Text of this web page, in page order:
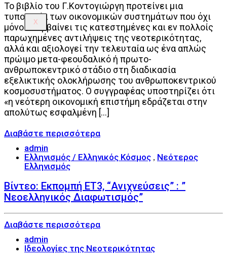
X
Το βιβλίο του Γ.Κοντογιώργη προτείνει μια
τυπολογία των οικονομικών συστημάτων που όχι
μόνο υπερβαίνει τις κατεστημένες και εν πολλοίς
παρωχημένες αντιλήψεις της νεοτερικότητας,
αλλά και αξιολογεί την τελευταία ως ένα απλώς
πρώιμο μετα-φεουδαλικό ή πρωτο-
ανθρωποκεντρικό στάδιο στη διαδικασία
εξελικτικής ολοκλήρωσης του ανθρωποκεντρικού
κοσμοσυστήματος. Ο συγγραφέας υποστηρίζει ότι
«η νεότερη οικονομική επιστήμη εδράζεται στην
απολύτως εσφαλμένη […]
admin
Ελληνισμός / Ελληνικός Κόσμος , Νεότερος
Ελληνισμός
Βίντεο: Εκπομπή ΕΤ3, “Ανιχνεύσεις” : ”
Νεοελληνικός Διαφωτισμός”
admin
Ιδεολογίες της Νεοτερικότητας